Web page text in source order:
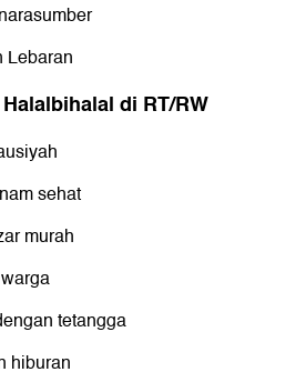
Lebaran
di RT/RW
sehat
murah
tetangga
hiburan